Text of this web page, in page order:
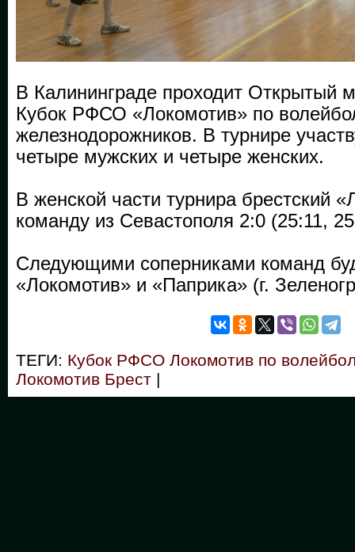
В Калининграде проходит Открытый
Кубок РФСО «Локомотив» по
железнодорожников. В турнире
четыре мужских и четыре женских.
В женской части турнира брестский
команду из Севастополя 2:0 (25:11,
Следующими соперниками команд
«Локомотив» и «Паприка» (г.
ТЕГИ: Кубок РФСО Локомотив по
Локомотив Брест |